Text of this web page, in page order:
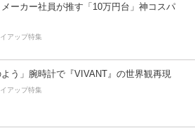
メーカー社員が推す「10万円台」神コスパ
アップ特集
よう」腕時計で『VIVANT』の世界観再現
アップ特集